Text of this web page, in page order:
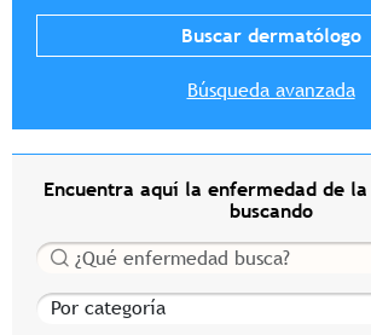
Búsqueda avanzada
Encuentra aquí la enfermedad de
buscando
Buscar
Por categoría